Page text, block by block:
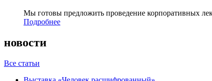
Мы готовы предложить проведение корпоративных
Подробнее
новости
Все статьи